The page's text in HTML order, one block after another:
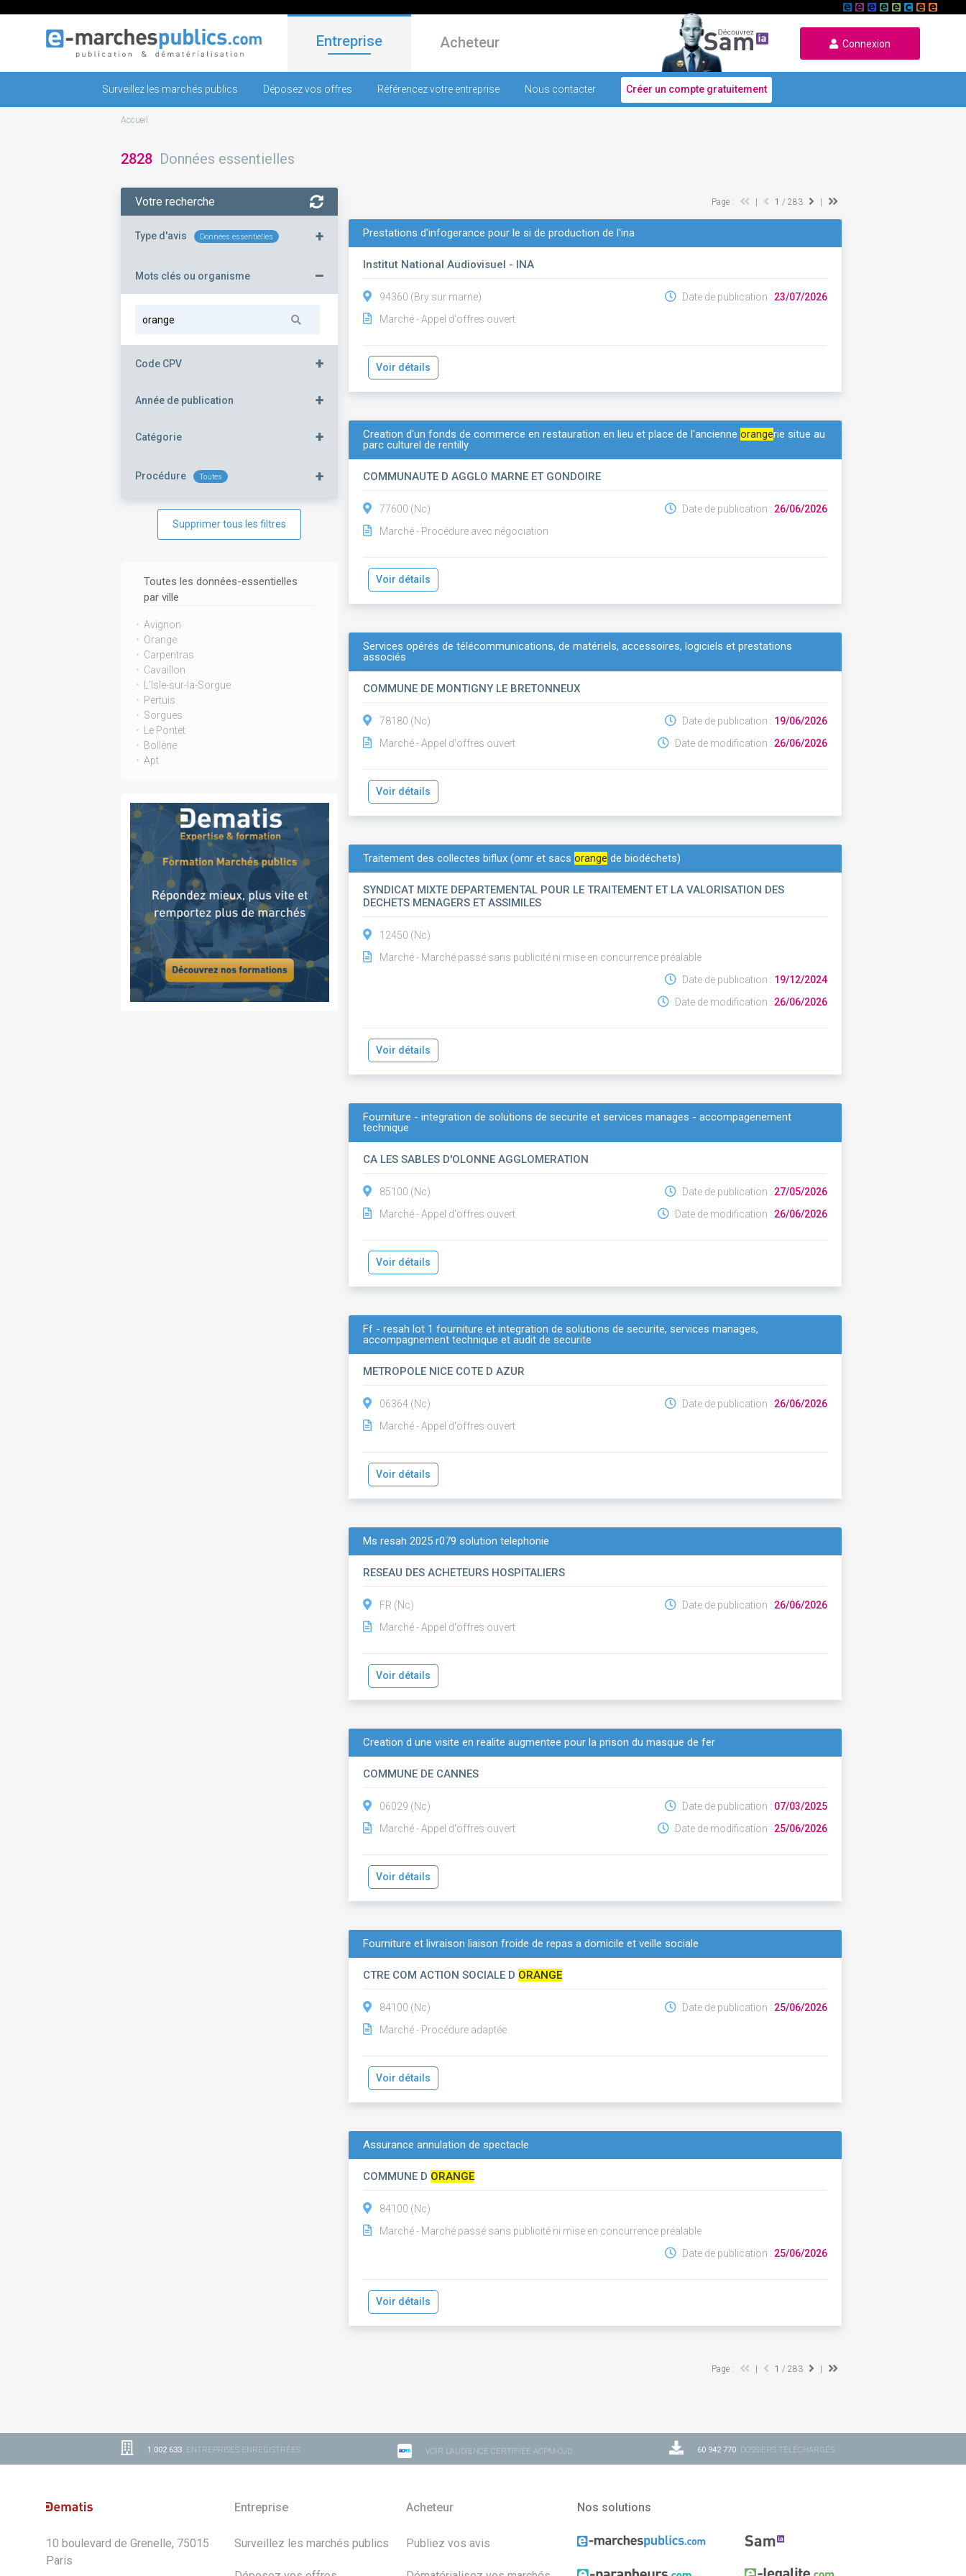
Entreprise Acheteur Connexion
Surveillez les marchés publics Déposez vos offres Référencez votre entreprise Nous contacter Créer un compte gratuitement
Accueil
2828 Données essentielles
Votre recherche
Type d'avis Données essentielles +
Mots clés ou organisme –
Code CPV +
Année de publication +
Catégorie +
Procédure Toutes +
Supprimer tous les filtres
Toutes les données-essentielles
par ville
Avignon
Orange
Carpentras
Cavaillon
L'Isle-sur-la-Sorgue
Pertuis
Sorgues
Le Pontet
Bollène
Apt
Page : 1 / 283
Prestations d'infogerance pour le si de production de l'ina
Institut National Audiovisuel - INA
94360 (Bry sur marne)
Marché - Appel d'offres ouvert
Date de publication : 23/07/2026
Voir détails
Creation d'un fonds de commerce en restauration en lieu et place de l'ancienneorangerie situe au
parc culturel de rentilly
COMMUNAUTE D AGGLO MARNE ET GONDOIRE
77600 (Nc)
Marché - Procédure avec négociation
Date de publication : 26/06/2026
Voir détails
Services opérés de télécommunications, de matériels, accessoires, logiciels et prestations
associés
COMMUNE DE MONTIGNY LE BRETONNEUX
78180 (Nc)
Marché - Appel d'offres ouvert
Date de publication : 19/06/2026
Date de modification : 26/06/2026
Voir détails
Traitement des collectes biflux (omr et sacsorange de biodéchets)
SYNDICAT MIXTE DEPARTEMENTAL POUR LE TRAITEMENT ET LA VALORISATION DES
DECHETS MENAGERS ET ASSIMILES
12450 (Nc)
Marché - Marché passé sans publicité ni mise en concurrence préalable
Date de publication : 19/12/2024
Date de modification : 26/06/2026
Voir détails
Fourniture - integration de solutions de securite et services manages - accompagenement
technique
CA LES SABLES D'OLONNE AGGLOMERATION
85100 (Nc)
Marché - Appel d'offres ouvert
Date de publication : 27/05/2026
Date de modification : 26/06/2026
Voir détails
Ff - resah lot 1 fourniture et integration de solutions de securite, services manages,
accompagnement technique et audit de securite
METROPOLE NICE COTE D AZUR
06364 (Nc)
Marché - Appel d'offres ouvert
Date de publication : 26/06/2026
Voir détails
Ms resah 2025 r079 solution telephonie
RESEAU DES ACHETEURS HOSPITALIERS
FR (Nc)
Marché - Appel d'offres ouvert
Date de publication : 26/06/2026
Voir détails
Creation d une visite en realite augmentee pour la prison du masque de fer
COMMUNE DE CANNES
06029 (Nc)
Marché - Appel d'offres ouvert
Date de publication : 07/03/2025
Date de modification : 25/06/2026
Voir détails
Fourniture et livraison liaison froide de repas a domicile et veille sociale
CTRE COM ACTION SOCIALE D ORANGE
84100 (Nc)
Marché - Procédure adaptée
Date de publication : 25/06/2026
Voir détails
Assurance annulation de spectacle
COMMUNE D ORANGE
84100 (Nc)
Marché - Marché passé sans publicité ni mise en concurrence préalable
Date de publication : 25/06/2026
Voir détails
Page : 1 / 283
1 002 633 ENTREPRISES ENREGISTRÉES VOIR L'AUDIENCE CERTIFIÉE ACPM-OJD 60 942 770 DOSSIERS TÉLÉCHARGÉS
10 boulevard de Grenelle, 75015
Paris
Entreprise
Surveillez les marchés publics
Acheteur
Publiez vos avis
Nos solutions